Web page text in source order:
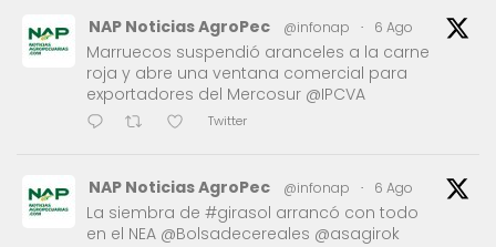
NAP Noticias AgroPec @infonap · 6 Ago
Marruecos suspendió aranceles a la carne
roja y abre una ventana comercial para
exportadores del Mercosur @IPCVA
Twitter
NAP Noticias AgroPec @infonap · 6 Ago
La siembra de #girasol arrancó con todo
en el NEA @Bolsadecereales @asagirok